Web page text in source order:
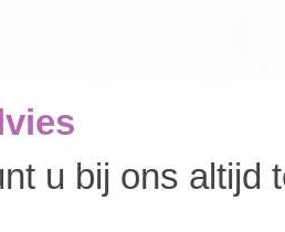
u bij ons altijd